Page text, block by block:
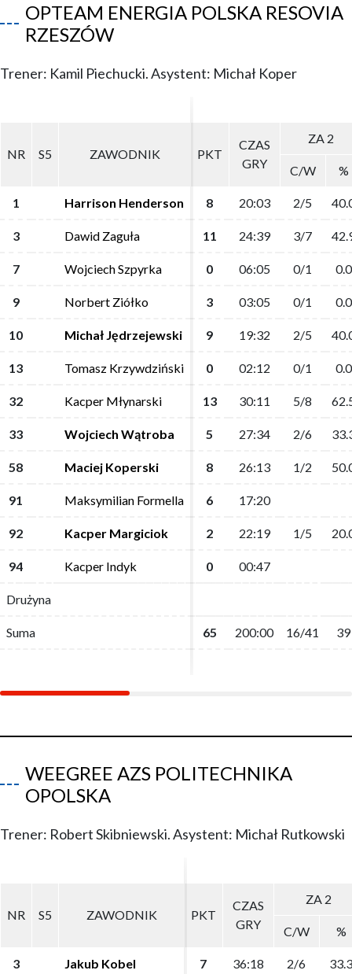
OPTEAM ENERGIA POLSKA RESOVIA
RZESZÓW
Trener: Kamil Piechucki. Asystent: Michał Koper
NR S5 ZAWODNIK PKT
CZAS
GRY
ZA 2
C/W %
1 Harrison Henderson 8 20:03 2/5
3 Dawid Zaguła 11 24:39 3/7
7 Wojciech Szpyrka 0 06:05 0/1 0.0
9 Norbert Ziółko 3 03:05 0/1 0.0
10 Michał Jędrzejewski 9 19:32 2/5
13 Tomasz Krzywdziński 0 02:12 0/1 0.0
32 Kacper Młynarski 13 30:11 5/8
33 Wojciech Wątroba 5 27:34 2/6
58 Maciej Koperski 8 26:13 1/2
91 Maksymilian Formella 6 17:20
92 Kacper Margiciok 2 22:19 1/5
94 Kacper Indyk 0 00:47
Drużyna
Suma 65 200:00 16/41 39
NR S5 ZAWODNIK PKT
CZAS
GRY
ZA 2
C/W %
1 Harrison Henderson 8 20:03 2/5
3 Dawid Zaguła 11 24:39 3/7
7 Wojciech Szpyrka 0 06:05 0/1 0.0
9 Norbert Ziółko 3 03:05 0/1 0.0
10 Michał Jędrzejewski 9 19:32 2/5
13 Tomasz Krzywdziński 0 02:12 0/1 0.0
32 Kacper Młynarski 13 30:11 5/8
33 Wojciech Wątroba 5 27:34 2/6
58 Maciej Koperski 8 26:13 1/2
91 Maksymilian Formella 6 17:20
92 Kacper Margiciok 2 22:19 1/5
94 Kacper Indyk 0 00:47
Drużyna
Suma 65 200:00 16/41 39
WEEGREE AZS POLITECHNIKA
OPOLSKA
Trener: Robert Skibniewski. Asystent: Michał Rutkowski
NR S5 ZAWODNIK PKT
CZAS
GRY
ZA 2
C/W %
3 Jakub Kobel 7 36:18 2/6 33.3
NR S5 ZAWODNIK PKT
CZAS
GRY
ZA 2
C/W %
3 Jakub Kobel 7 36:18 2/6 33.3